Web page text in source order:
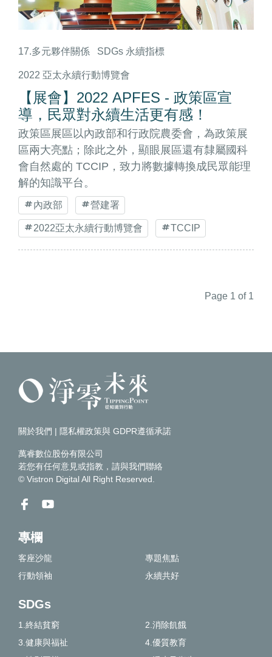
17.多元夥伴關係 SDGs 永續指標
2022 亞太永續行動博覽會
【展會】2022 APFES - 政策區宣
導，民眾對永續生活更有感！
政策區展區以內政部和行政院農委會，為政策展
區兩大亮點；除此之外，顯眼展區還有隸屬國科
會自然處的 TCCIP，致力將數據轉換成民眾能理
解的知識平台。
內政部 營建署
2022亞太永續行動博覽會 TCCIP
Page 1 of 1
關於我們 | 隱私權政策與 GDPR遵循承諾
萬睿數位股份有限公司
若您有任何意見或指教，請與我們聯絡
© Vistron Digital All Right Reserved.
專欄
客座沙龍
專題焦點
行動領袖
永續共好
SDGs
1.終結貧窮
2.消除飢餓
3.健康與福祉
4.優質教育